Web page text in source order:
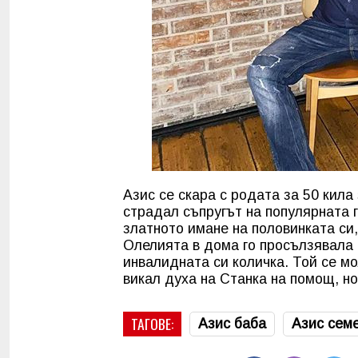
Азис се скара с родата за 50
страдал съпругът на
златното имане на половинката
Олелията в дома го
инвалидната си количка. Той се
викал духа на Станка на помощ,
ТАГОВЕ: Азис баба Азис